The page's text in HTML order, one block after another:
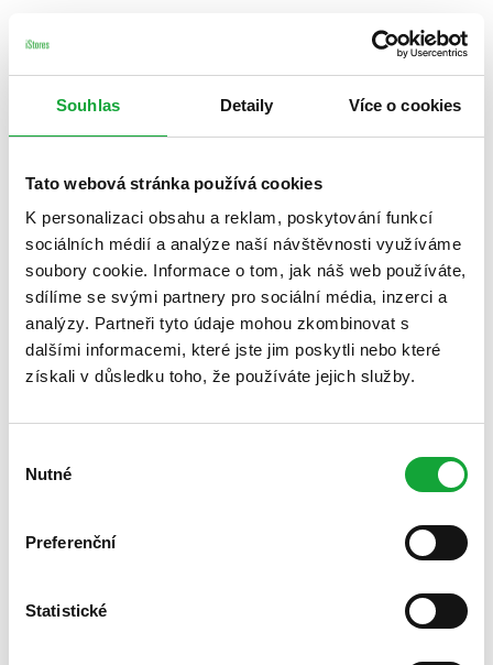
Souhlas Detaily Více o cookies
Tato webová stránka používá cookies
K personalizaci obsahu a reklam, poskytování funkcí
sociálních médií a analýze naší návštěvnosti využíváme
soubory cookie. Informace o tom, jak náš web používáte,
sdílíme se svými partnery pro sociální média, inzerci a
analýzy. Partneři tyto údaje mohou zkombinovat s
dalšími informacemi, které jste jim poskytli nebo které
získali v důsledku toho, že používáte jejich služby.
souhlasu
Nutné
Preferenční
Statistické